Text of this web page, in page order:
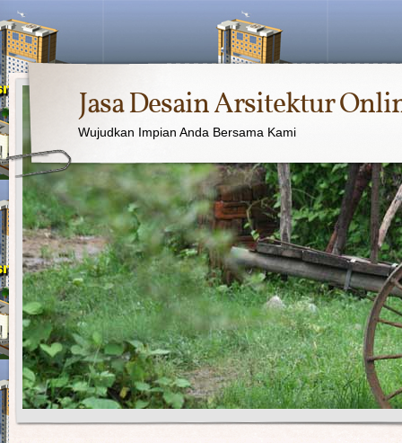
Jasa Desain Arsitektur
Wujudkan Impian Anda Bersama Kami